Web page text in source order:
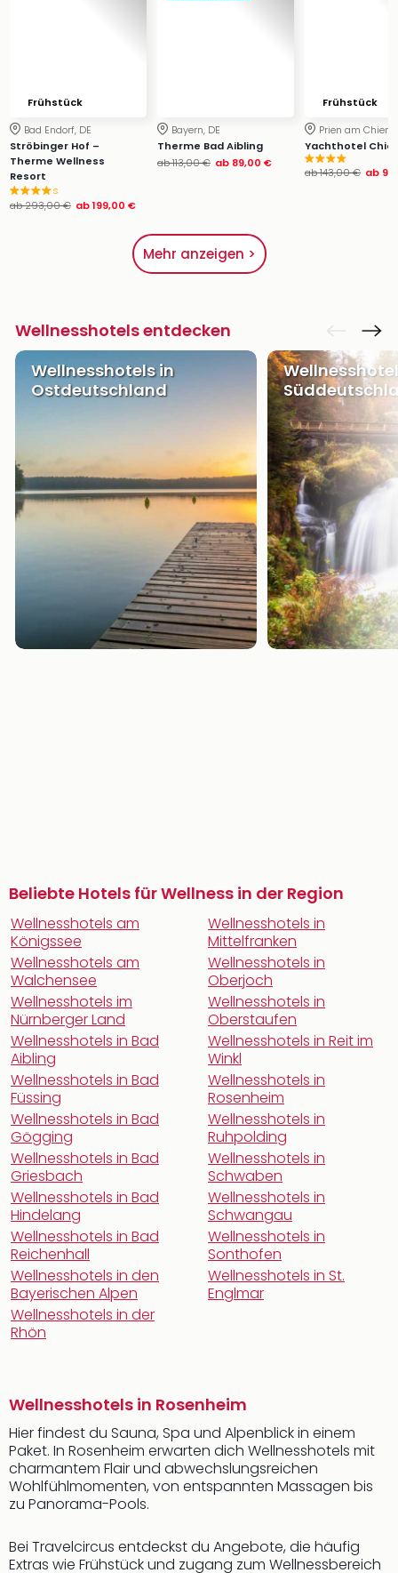
Frühstück
Bad Endorf, DE
Ströbinger Hof –
Therme Wellness
Resort
s
ab293,00 € ab199,00 €
Bayern, DE
Therme Bad Aibling
ab113,00 € ab 89,00 €
Frühstück
Prien am
Yachthotel
ab143,00 € ab
Mehr anzeigen >
Wellnesshotels entdecken
Wellnesshotels in
Ostdeutschland
Beliebte Hotels für Wellness in der Region
Wellnesshotels am
Königssee
Wellnesshotels am
Walchensee
Wellnesshotels im
Nürnberger Land
Wellnesshotels in Bad
Aibling
Wellnesshotels in Bad
Füssing
Wellnesshotels in Bad
Gögging
Wellnesshotels in Bad
Griesbach
Wellnesshotels in Bad
Hindelang
Wellnesshotels in Bad
Reichenhall
Wellnesshotels in den
Bayerischen Alpen
Wellnesshotels in der
Rhön
Wellnesshotels in
Mittelfranken
Wellnesshotels in
Oberjoch
Wellnesshotels in
Oberstaufen
Wellnesshotels in Reit im
Winkl
Wellnesshotels in
Rosenheim
Wellnesshotels in
Ruhpolding
Wellnesshotels in
Schwaben
Wellnesshotels in
Schwangau
Wellnesshotels in
Sonthofen
Wellnesshotels in St.
Englmar
Wellnesshotels in Rosenheim
Hier findest du Sauna, Spa und Alpenblick in einem
Paket. In Rosenheim erwarten dich Wellnesshotels mit
charmantem Flair und abwechslungsreichen
Wohlfühlmomenten, von entspannten Massagen bis
zu Panorama-Pools.
Bei Travelcircus entdeckst du Angebote, die häufig
Extras wie Frühstück und zugang zum Wellnessbereich